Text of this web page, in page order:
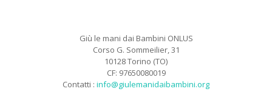
Giù le mani dai Bambini ONLUS
Corso G. Sommeilier, 31
10128 Torino (TO)
CF: 97650080019
Contatti : info@giulemanidaibambini.org